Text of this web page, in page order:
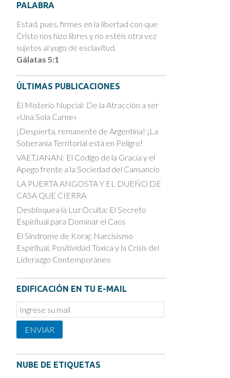
PALABRA
Estad, pues, firmes en la libertad con que
Cristo nos hizo libres y no estéis otra vez
sujetos al yugo de esclavitud.
Gálatas 5:1
ÚLTIMAS PUBLICACIONES
El Misterio Nupcial: De la Atracción a ser
«Una Sola Carne»
¡Despierta, remanente de Argentina! ¡La
Soberanía Territorial está en Peligro!
VAETJANAN: El Código de la Gracia y el
Apego frente a la Sociedad del Cansancio
LA PUERTA ANGOSTA Y EL DUEÑO DE
CASA QUE CIERRA
Desbloquea la Luz Oculta: El Secreto
Espiritual para Dominar el Caos
El Síndrome de Koraj: Narcisismo
Espiritual, Positividad Tóxica y la Crisis del
Liderazgo Contemporáneo
EDIFICACIÓN EN TU E-MAIL
Email
Subscription
ENVIAR
NUBE DE ETIQUETAS